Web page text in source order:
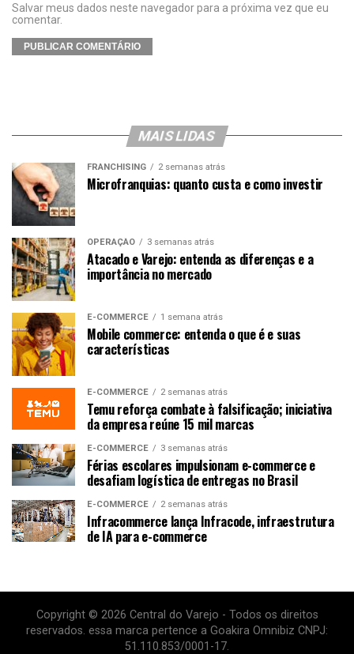
Salvar meus dados neste navegador para a próxima vez que eu
comentar.
MAIS LIDAS
FRANCHISING 2 semanas atrás
Microfranquias: quanto custa e como investir
OPERAÇÃO 3 semanas atrás
Atacado e Varejo: entenda as diferenças e a
importância no mercado
E-COMMERCE 1 semana atrás
Mobile commerce: entenda o que é e suas
características
E-COMMERCE 2 semanas atrás
Temu reforça combate à falsificação; iniciativa
da empresa reúne 15 mil marcas
E-COMMERCE 3 semanas atrás
Férias escolares impulsionam e-commerce e
desafiam logística de entregas no Brasil
E-COMMERCE 2 semanas atrás
Infracommerce lança Infracode, infraestrutura
de IA para e-commerce
Copyright © 2026 Central do Varejo - Todos os direitos
reservados. essa marca pertence a Goakira Omnibiz CNPJ:
51.110.853/0001-17.